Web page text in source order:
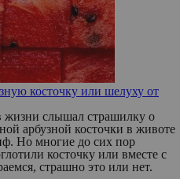
косточку или шелуху от
жизни слышал страшилку о
арбузной косточки в животе
Но многие до сих пор
косточку или вместе с
страшно это или нет.